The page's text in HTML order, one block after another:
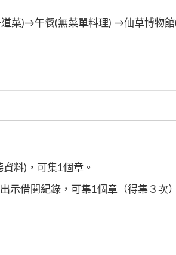
菜)→午餐(無菜單料理) →仙草博物
料)，可集1個章。
出示借閱紀錄，可集1個章（得集３次